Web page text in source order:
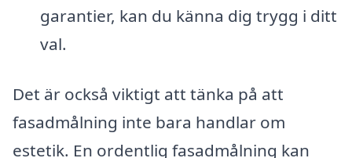
garantier, kan du känna dig trygg i ditt
val.
Det är också viktigt att tänka på att
fasadmålning inte bara handlar om
estetik. En ordentlig fasadmålning kan